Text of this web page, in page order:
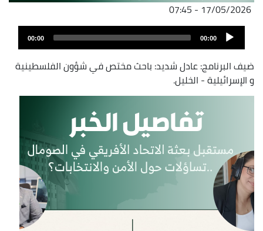
17/05/2026 - 07:45
ملف
الصوت
Audio
Player
00:00
00:00
ضيف البرنامج: عادل شديد: باحث مختص في شؤون الفلسطينية
و الإسرائيلية - الخليل.